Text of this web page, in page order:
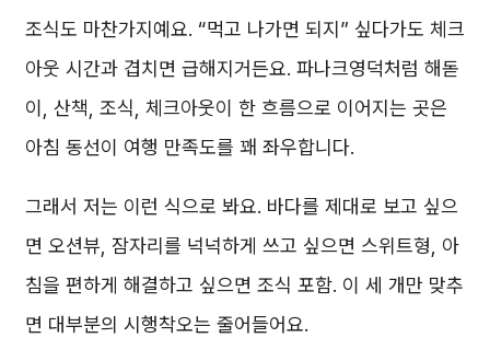
조식도 마찬가지예요. “먹고 나가면 되지” 싶다가도 체크
아웃 시간과 겹치면 급해지거든요. 파나크영덕처럼 해돋
이, 산책, 조식, 체크아웃이 한 흐름으로 이어지는 곳은
아침 동선이 여행 만족도를 꽤 좌우합니다.
그래서 저는 이런 식으로 봐요. 바다를 제대로 보고 싶으
면 오션뷰, 잠자리를 넉넉하게 쓰고 싶으면 스위트형, 아
침을 편하게 해결하고 싶으면 조식 포함. 이 세 개만 맞추
면 대부분의 시행착오는 줄어들어요.